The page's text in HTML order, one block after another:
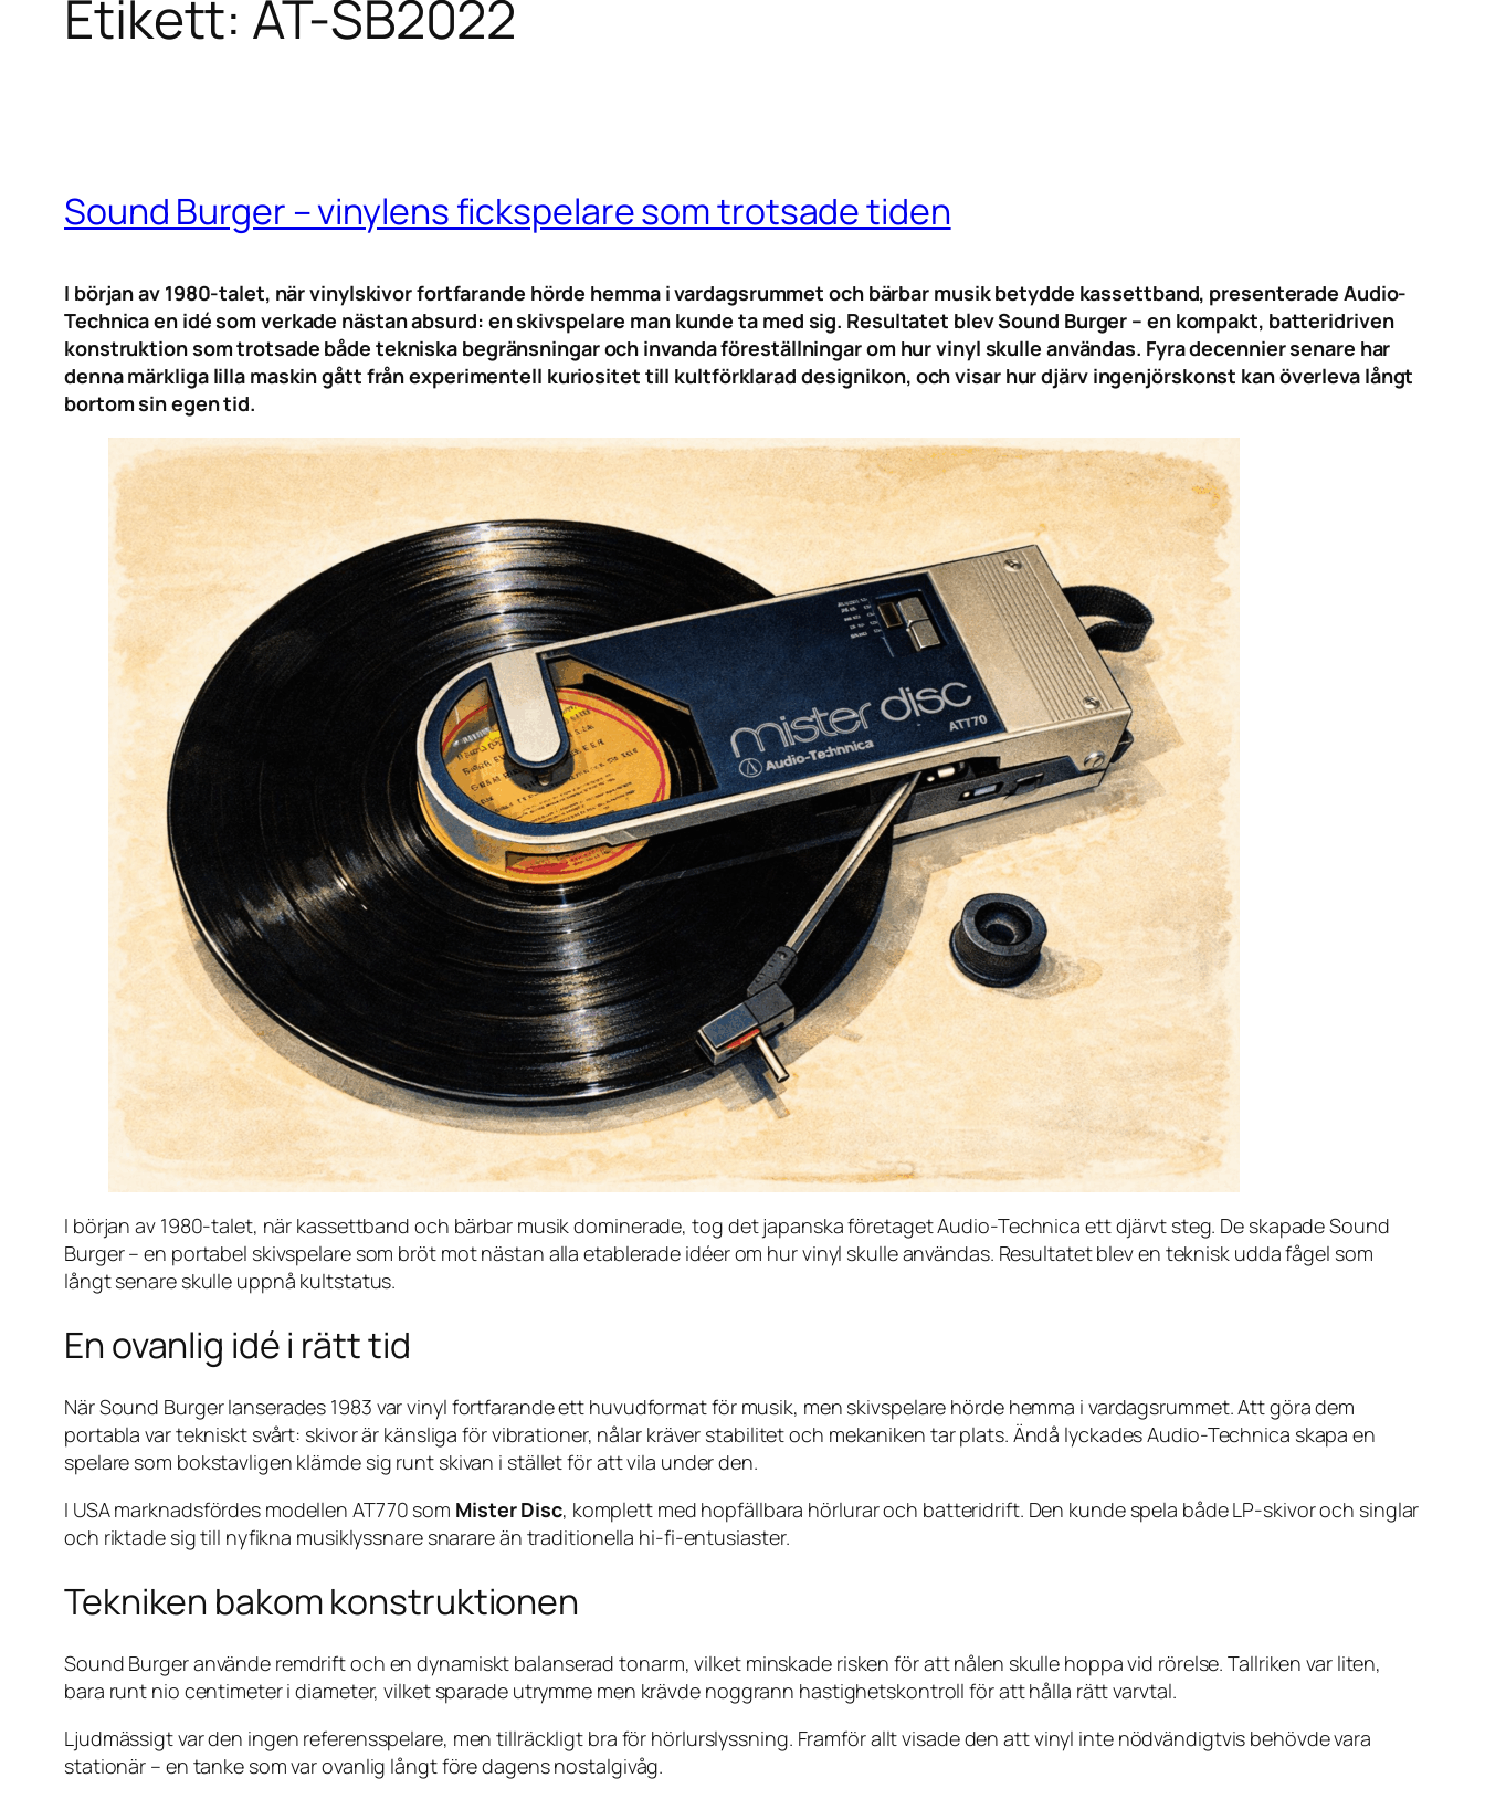
Etikett: AT-SB2022
Sound Burger – vinylens fickspelare som trotsade tiden
I början av 1980-talet, när vinylskivor fortfarande hörde hemma i vardagsrummet och bärbar musik betydde kassettband, presenterade Audio-
Technica en idé som verkade nästan absurd: en skivspelare man kunde ta med sig. Resultatet blev Sound Burger – en kompakt, batteridriven
konstruktion som trotsade både tekniska begränsningar och invanda föreställningar om hur vinyl skulle användas. Fyra decennier senare har
denna märkliga lilla maskin gått från experimentell kuriositet till kultförklarad designikon, och visar hur djärv ingenjörskonst kan överleva långt
bortom sin egen tid.
I början av 1980-talet, när kassettband och bärbar musik dominerade, tog det japanska företaget Audio-Technica ett djärvt steg. De skapade Sound
Burger – en portabel skivspelare som bröt mot nästan alla etablerade idéer om hur vinyl skulle användas. Resultatet blev en teknisk udda fågel som
långt senare skulle uppnå kultstatus.
En ovanlig idé i rätt tid
När Sound Burger lanserades 1983 var vinyl fortfarande ett huvudformat för musik, men skivspelare hörde hemma i vardagsrummet. Att göra dem
portabla var tekniskt svårt: skivor är känsliga för vibrationer, nålar kräver stabilitet och mekaniken tar plats. Ändå lyckades Audio-Technica skapa en
spelare som bokstavligen klämde sig runt skivan i stället för att vila under den.
I USA marknadsfördes modellen AT770 som Mister Disc, komplett med hopfällbara hörlurar och batteridrift. Den kunde spela både LP-skivor och singlar
och riktade sig till nyfikna musiklyssnare snarare än traditionella hi-fi-entusiaster.
Tekniken bakom konstruktionen
Sound Burger använde remdrift och en dynamiskt balanserad tonarm, vilket minskade risken för att nålen skulle hoppa vid rörelse. Tallriken var liten,
bara runt nio centimeter i diameter, vilket sparade utrymme men krävde noggrann hastighetskontroll för att hålla rätt varvtal.
Ljudmässigt var den ingen referensspelare, men tillräckligt bra för hörlurslyssning. Framför allt visade den att vinyl inte nödvändigtvis behövde vara
stationär – en tanke som var ovanlig långt före dagens nostalgivåg.